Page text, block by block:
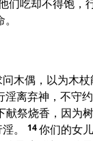
们吃却不得饱，
木偶，以为木
离弃神，不守约
献祭烧香，因为
。 14你们的女